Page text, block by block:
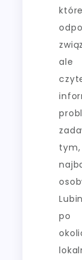
ale
po